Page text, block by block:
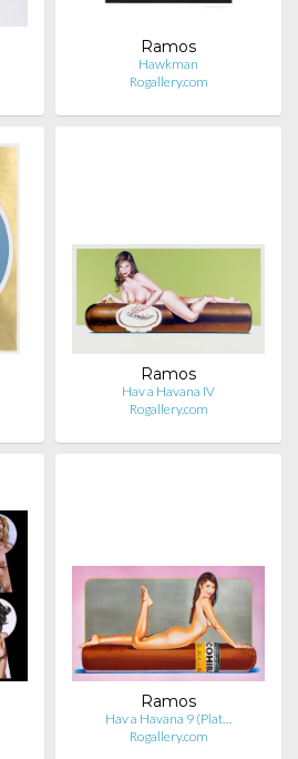
Ramos
Hawkman
Rogallery.com
Ramos
Hav a Havana IV
Rogallery.com
Ramos
Hav a Havana 9 (Plat…
Rogallery.com